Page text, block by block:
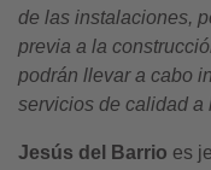
de las instalaciones,
previa a la
podrán llevar a cabo
servicios de calidad a
Jesús del Barrio es